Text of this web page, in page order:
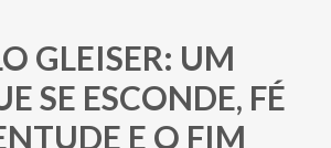
GLEISER: UM
SE ESCONDE, FÉ
E O FIM